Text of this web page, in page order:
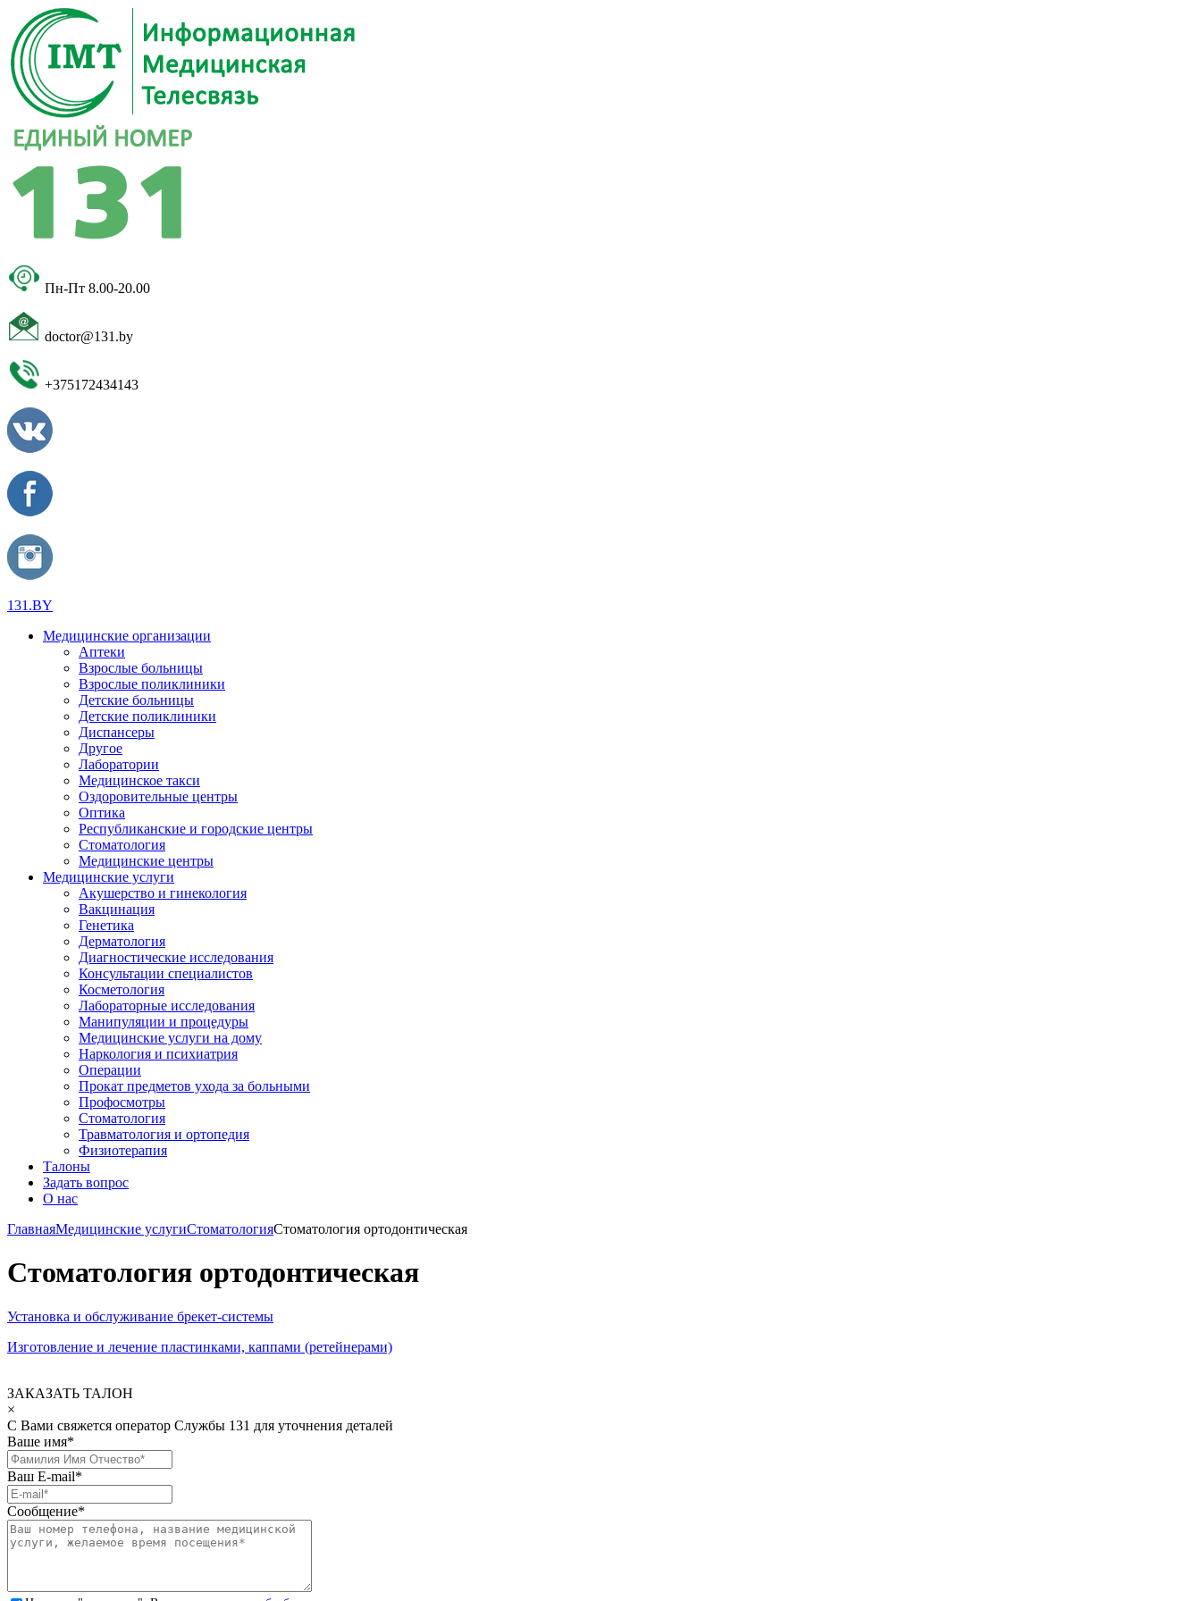
Пн-Пт 8.00-20.00
doctor@131.by
+375172434143
131.BY
Медицинские организации
Аптеки
Взрослые больницы
Взрослые поликлиники
Детские больницы
Детские поликлиники
Диспансеры
Другое
Лаборатории
Медицинское такси
Оздоровительные центры
Оптика
Республиканские и городские центры
Стоматология
Медицинские центры
Медицинские услуги
Акушерство и гинекология
Вакцинация
Генетика
Дерматология
Диагностические исследования
Консультации специалистов
Косметология
Лабораторные исследования
Манипуляции и процедуры
Медицинские услуги на дому
Наркология и психиатрия
Операции
Прокат предметов ухода за больными
Профосмотры
Стоматология
Травматология и ортопедия
Физиотерапия
Талоны
Задать вопрос
О нас
ГлавнаяМедицинские услугиСтоматологияСтоматология ортодонтическая
Стоматология ортодонтическая
Установка и обслуживание брекет-системы
Изготовление и лечение пластинками, каппами (ретейнерами)
ЗАКАЗАТЬ ТАЛОН
×
С Вами свяжется оператор Службы 131 для уточнения деталей
Ваше имя*
Ваш E-mail*
Сообщение*